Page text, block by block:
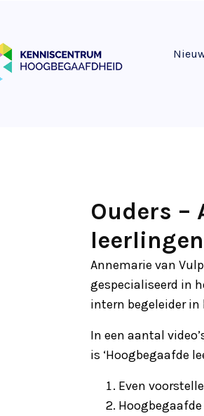
Ouders –
Annemarie van
gespecialiseerd in
intern begeleider
In een aantal
is ‘Hoogbegaafde
Even